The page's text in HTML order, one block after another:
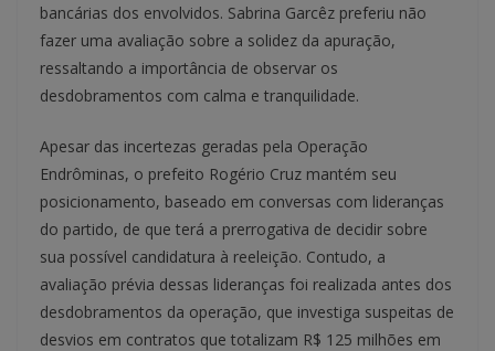
bancárias dos envolvidos. Sabrina Garcêz preferiu não
fazer uma avaliação sobre a solidez da apuração,
ressaltando a importância de observar os
desdobramentos com calma e tranquilidade.
Apesar das incertezas geradas pela Operação
Endrôminas, o prefeito Rogério Cruz mantém seu
posicionamento, baseado em conversas com lideranças
do partido, de que terá a prerrogativa de decidir sobre
sua possível candidatura à reeleição. Contudo, a
avaliação prévia dessas lideranças foi realizada antes dos
desdobramentos da operação, que investiga suspeitas de
desvios em contratos que totalizam R$ 125 milhões em